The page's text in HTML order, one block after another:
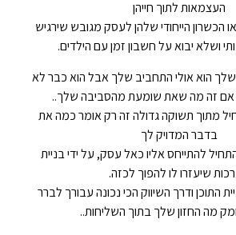
העצמאות לתוך חייהן
הכשרון הייחודי שלהן לעסק מגובש שירגיש
ושלא יבוא על חשבון זמן עם הילדים.
הוא אולי התחביב שלך אבל הוא כבר לא
אם זה מה שאת שומעת מהסביבה שלך..
מתוך תשוקה גדולה זה רק אומר כמה את
בדבר המדויק לך
להתייחס אליו כאל עסק, על ידי בניית
שיעזרו לו להפוך לכזה.
התוכן ודרך השיווק הכי נכונה עבורך לברר
מה החזון שלך בתוך השליחות..